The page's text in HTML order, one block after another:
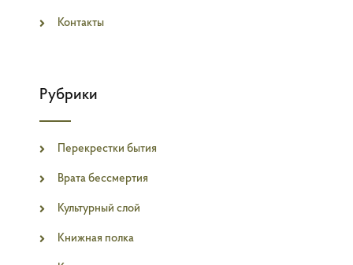
Контакты
Рубрики
Перекрестки бытия
Врата бессмертия
Культурный слой
Книжная полка